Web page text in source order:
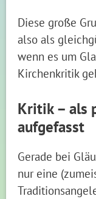
Diese große
also als
wenn es um
Kirchenkritik
Kritik – als
aufgefasst
Gerade bei
nur eine